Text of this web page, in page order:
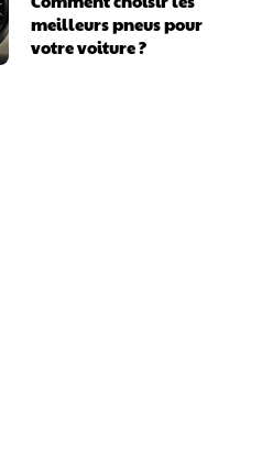
meilleurs pneus pour
votre voiture ?